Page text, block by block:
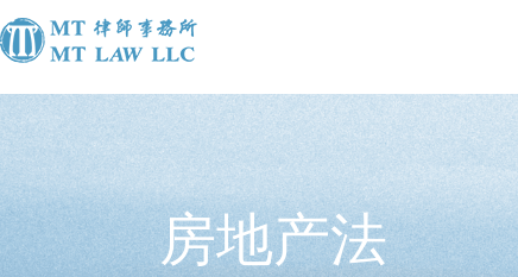
房地产法